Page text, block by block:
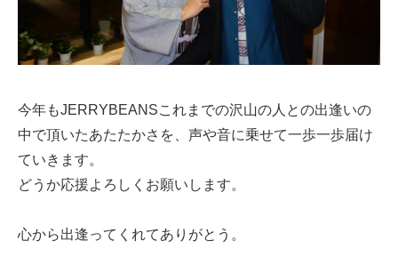
今年もJERRYBEANSこれまでの沢山の人との出逢いの
中で頂いたあたたかさを、声や音に乗せて一歩一歩届け
ていきます。
どうか応援よろしくお願いします。
心から出逢ってくれてありがとう。